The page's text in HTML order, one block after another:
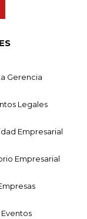
Gerencia
Legales
Empresarial
Empresarial
Eventos